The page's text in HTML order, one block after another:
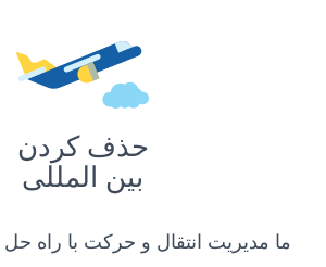
حذف کردن
بین المللی
ما مدیریت انتقال و حرکت با راه